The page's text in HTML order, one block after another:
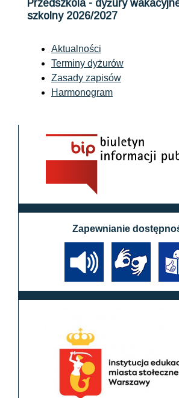
Przedszkola - dyżury
szkolny 2026/2027
Aktualności
Terminy dyżurów
Zasady zapisów
Harmonogram
Zapewnianie